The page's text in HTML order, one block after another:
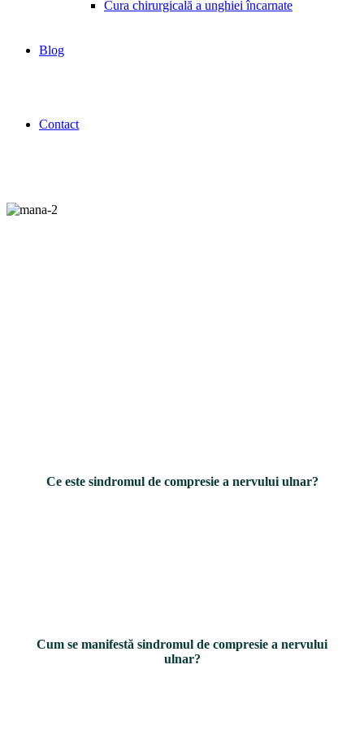
Cura chirurgicală a unghiei încarnate
Blog
Contact
Ce este sindromul de compresie a nervului ulnar?
Cum se manifestă sindromul de compresie a nervului
ulnar?